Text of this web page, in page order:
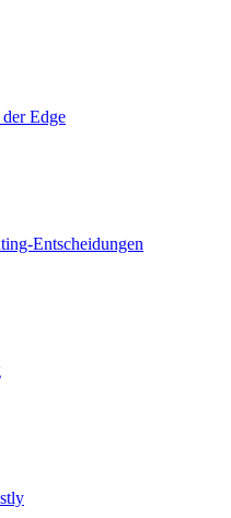
Edge
Entscheidungen